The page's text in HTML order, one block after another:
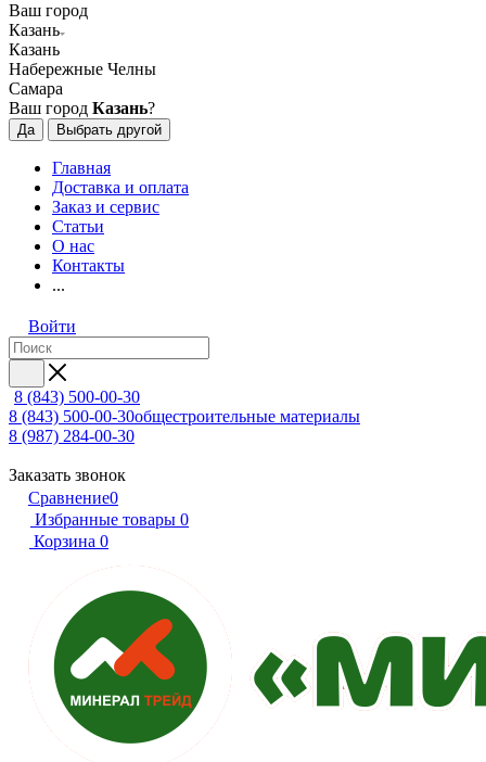
Ваш город
Казань
Казань
Набережные Челны
Самара
Ваш город Казань?
Да Выбрать другой
Главная
Доставка и оплата
Заказ и сервис
Статьи
О нас
Контакты
...
Войти
8 (843) 500-00-30
8 (843) 500-00-30общестроительные материалы
8 (987) 284-00-30
Заказать звонок
Сравнение0
Избранные товары 0
Корзина 0